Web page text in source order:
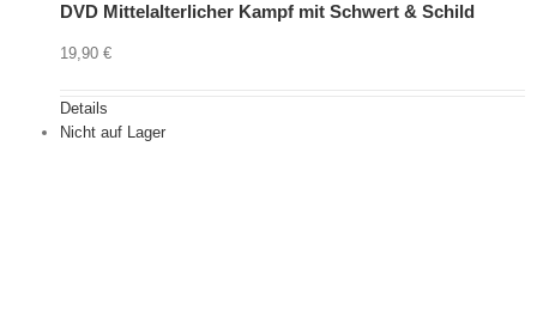
DVD Mittelalterlicher Kampf mit Schwert & Schild
19,90 €
Details
Nicht auf Lager